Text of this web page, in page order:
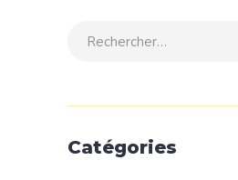
Rechercher:
Catégories